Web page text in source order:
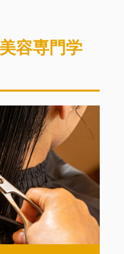
容専門学